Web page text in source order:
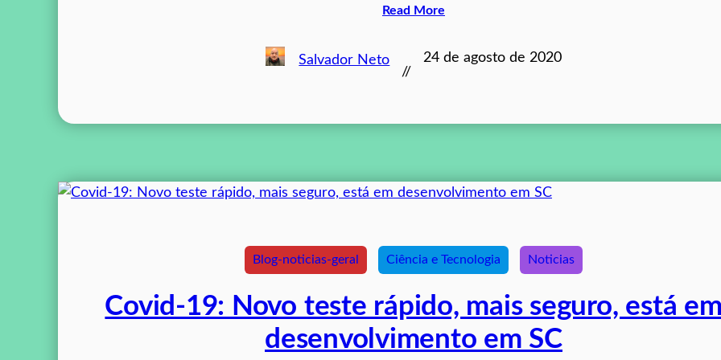
Read More
Salvador Neto
//
24 de agosto de 2020
Blog-noticias-geral Ciência e Tecnologia Noticias
Covid-19: Novo teste rápido, mais seguro, está
desenvolvimento em SC